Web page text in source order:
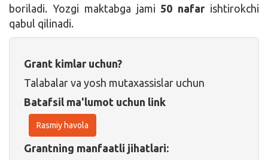
boriladi. Yozgi maktabga jami 50 nafar ishtirokchi
qabul qilinadi.
Grant kimlar uchun?
Talabalar va yosh mutaxassislar uchun
Batafsil ma'lumot uchun link
Rasmiy havola
Grantning manfaatli jihatlari: